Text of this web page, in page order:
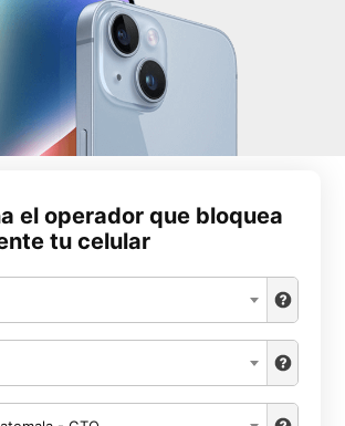
el operador que bloquea
tu celular